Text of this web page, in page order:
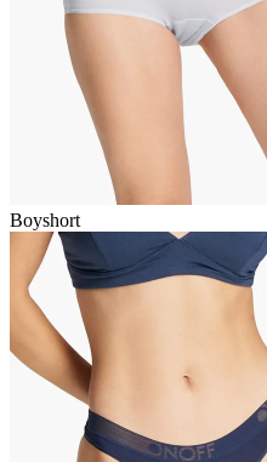
Boyshort